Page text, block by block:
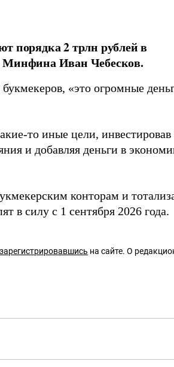
порядка 2 трлн рублей в
Минфина Иван Чебесков.
«это огромные
то иные цели, инвестировав
и добавляя деньги в
конторам и
в силу с 1 сентября 2026 года.
зарегистрировавшись на сайте. О